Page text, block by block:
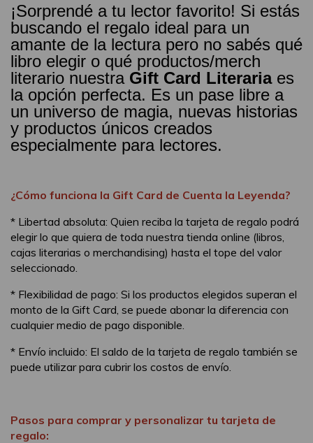
¡Sorprendé a tu lector favorito! Si estás
buscando el regalo ideal para un
amante de la lectura pero no sabés qué
libro elegir o qué productos/merch
literario nuestra Gift Card Literariaes
la opción perfecta. Es un pase libre a
un universo de magia, nuevas historias
y productos únicos creados
especialmente para lectores.
¿Cómo funciona la Gift Card de Cuenta la Leyenda?
* Libertad absoluta: Quien reciba la tarjeta de regalo podrá
elegir lo que quiera de toda nuestra tienda online (libros,
cajas literarias o merchandising) hasta el tope del valor
seleccionado.
* Flexibilidad de pago: Si los productos elegidos superan el
monto de la Gift Card, se puede abonar la diferencia con
cualquier medio de pago disponible.
* Envío incluido: El saldo de la tarjeta de regalo también se
puede utilizar para cubrir los costos de envío.
Pasos para comprar y personalizar tu tarjeta de
regalo: